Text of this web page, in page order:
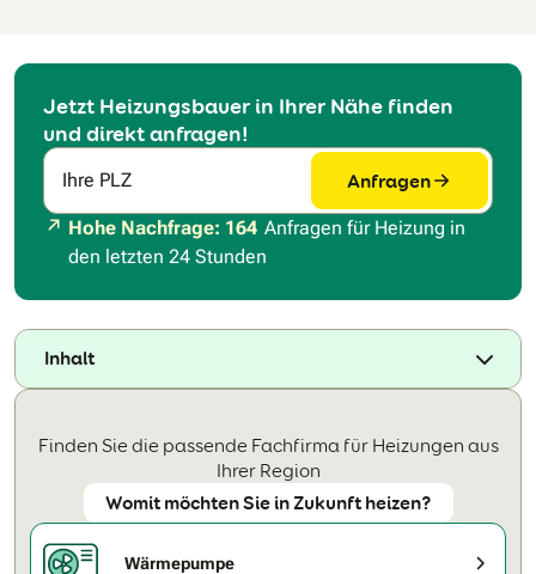
Jetzt Heizungsbauer in Ihrer Nähe finden
und direkt anfragen!
Ihre PLZ Anfragen
Hohe Nachfrage: 164 Anfragen für Heizung in
den letzten 24 Stunden
Inhalt
Finden Sie die passende Fachfirma für Heizungen aus
Ihrer Region
Womit möchten Sie in Zukunft heizen?
Wärmepumpe